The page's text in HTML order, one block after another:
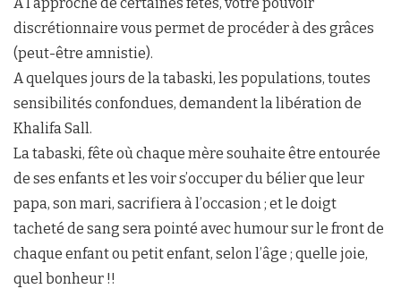
discrétionnaire vous permet de procéder à des grâces
(peut-être amnistie).
A quelques jours de la tabaski, les populations, toutes
sensibilités confondues, demandent la libération de
Khalifa Sall.
La tabaski, fête où chaque mère souhaite être entourée
de ses enfants et les voir s’occuper du bélier que leur
papa, son mari, sacrifiera à l’occasion ; et le doigt
tacheté de sang sera pointé avec humour sur le front de
chaque enfant ou petit enfant, selon l’âge ; quelle joie,
quel bonheur !!